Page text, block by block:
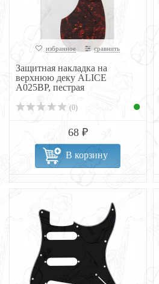
избранное сравнить
Защитная накладка на
верхнюю деку ALICE
A025BP, пестрая
(0)
68 ₽
В корзину